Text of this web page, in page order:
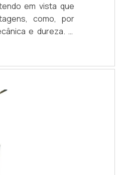
em vista que
como, por
e dureza. O
como banho
na aplicação de
metálicos,
METAIS PARA A
banho de cromo
tipo de.